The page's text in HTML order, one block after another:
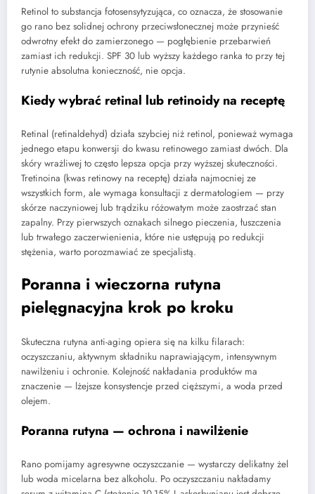
Retinol to substancja fotosensytyzująca, co oznacza, że stosowanie
go rano bez solidnej ochrony przeciwsłonecznej może przynieść
odwrotny efekt do zamierzonego — pogłębienie przebarwień
zamiast ich redukcji. SPF 30 lub wyższy każdego ranka to przy tej
rutynie absolutna konieczność, nie opcja.
Kiedy wybrać retinal lub retinoidy na receptę
Retinal (retinaldehyd) działa szybciej niż retinol, ponieważ wymaga
jednego etapu konwersji do kwasu retinowego zamiast dwóch. Dla
skóry wrażliwej to często lepsza opcja przy wyższej skuteczności.
Tretinoina (kwas retinowy na receptę) działa najmocniej ze
wszystkich form, ale wymaga konsultacji z dermatologiem — przy
skórze naczyniowej lub trądziku różowatym może zaostrzać stan
zapalny. Przy pierwszych oznakach silnego pieczenia, łuszczenia
lub trwałego zaczerwienienia, które nie ustępują po redukcji
stężenia, warto porozmawiać ze specjalistą.
Poranna i wieczorna rutyna
pielęgnacyjna krok po kroku
Skuteczna rutyna anti-aging opiera się na kilku filarach:
oczyszczaniu, aktywnym składniku naprawiającym, intensywnym
nawilżeniu i ochronie. Kolejność nakładania produktów ma
znaczenie — lżejsze konsystencje przed cięższymi, a woda przed
olejem.
Poranna rutyna — ochrona i nawilżenie
Rano pomijamy agresywne oczyszczanie — wystarczy delikatny żel
lub woda micelarna bez alkoholu. Po oczyszczaniu nakładamy